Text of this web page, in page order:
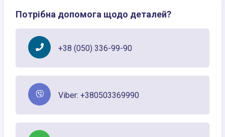
Потрібна допомога щодо деталей?
+38 (050) 336-99-90
Viber: +380503369990